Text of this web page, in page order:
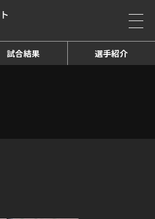
試合結果 選手紹介
HOME お知らせ詳細